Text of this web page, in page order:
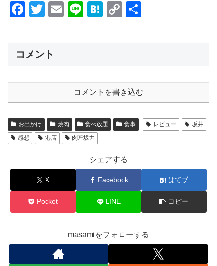
F
e
o
o
k
T
er
E
Li
H
C
n
k
コメント
コメントを書き込む
お出かけ 焼肉 食べ放題 食事 レビュー
坂井
感想
港店 肉匠坂井
シェアする
X Facebook はてブ
Pocket LINE コピー
masamiをフォローする